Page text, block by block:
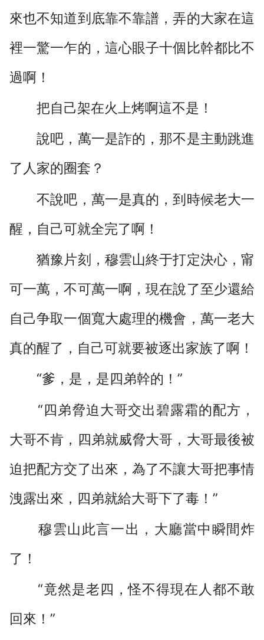
來也不知道到底靠不靠譜，弄的大家在這
裡一驚一乍的，這心眼子十個比幹都比不
過啊！
把自己架在火上烤啊這不是！
說吧，萬一是詐的，那不是主動跳進
了人家的圈套？
不說吧，萬一是真的，到時候老大一
醒，自己可就全完了啊！
猶豫片刻，穆雲山終于打定決心，甯
可一萬，不可萬一啊，現在說了至少還給
自己争取一個寬大處理的機會，萬一老大
真的醒了，自己可就要被逐出家族了啊！
“爹，是，是四弟幹的！”
“四弟脅迫大哥交出碧露霜的配方，
大哥不肯，四弟就威脅大哥，大哥最後被
迫把配方交了出來，為了不讓大哥把事情
洩露出來，四弟就給大哥下了毒！”
穆雲山此言一出，大廳當中瞬間炸
了！
“竟然是老四，怪不得現在人都不敢
回來！”